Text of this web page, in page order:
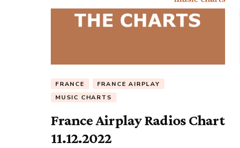
FRANCE
FRANCE AIRPLAY
MUSIC CHARTS
France Airplay Radios Chart
11.12.2022